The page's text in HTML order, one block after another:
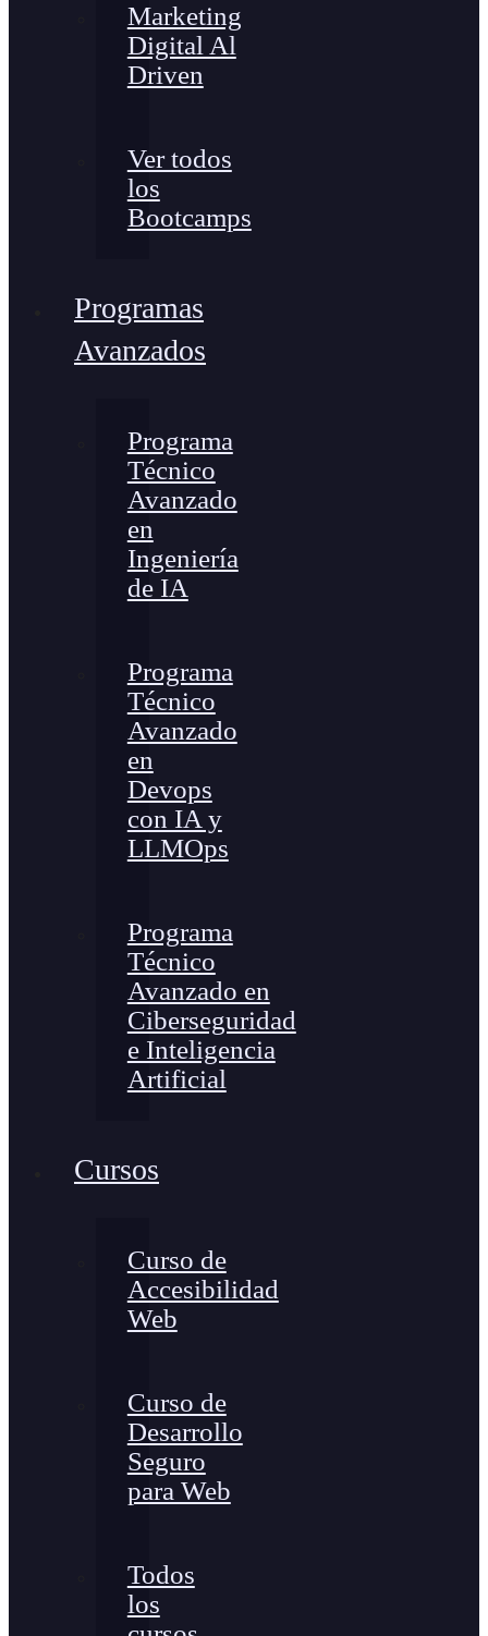
Marketing
Digital Al
Driven
Ver todos
los
Bootcamps
Programas
Avanzados
Programa
Técnico
Avanzado
en
Ingeniería
de IA
Programa
Técnico
Avanzado
en
Devops
con IA y
LLMOps
Programa
Técnico
Avanzado en
Ciberseguridad
e Inteligencia
Artificial
Cursos
Curso de
Accesibilidad
Web
Curso de
Desarrollo
Seguro
para Web
Todos
los